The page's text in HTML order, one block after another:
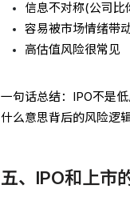
信息不对称(公司比
容易被市场情绪带
高估值风险很常见
一句话总结：IPO不是
什么意思背后的风险逻辑
五、IPO和上市